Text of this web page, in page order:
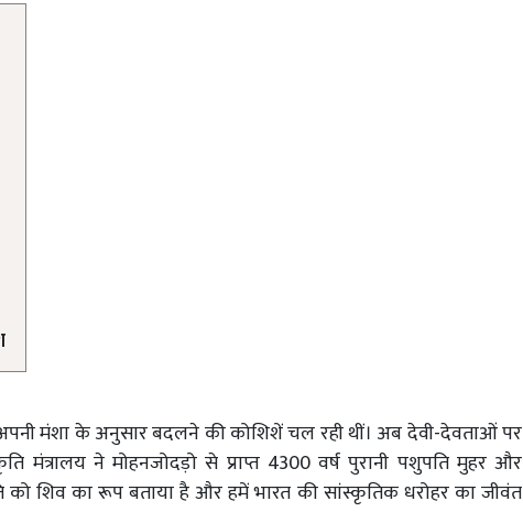
मंशा के अनुसार बदलने की कोशिशें चल रही थीं। अब देवी-देवताओं पर
मंत्रालय ने मोहनजोदड़ो से प्राप्त 4300 वर्ष पुरानी पशुपति मुहर और
शिव का रूप बताया है और हमें भारत की सांस्कृतिक धरोहर का जीवंत